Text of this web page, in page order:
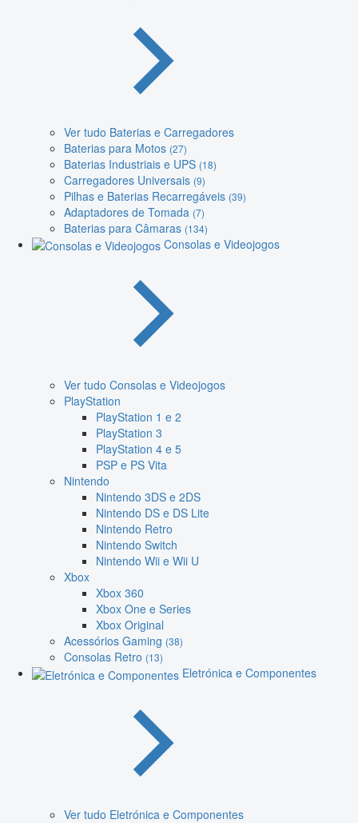
Ver tudo Baterias e Carregadores
Baterias para Motos (27)
Baterias Industriais e UPS (18)
Carregadores Universais (9)
Pilhas e Baterias Recarregáveis (39)
Adaptadores de Tomada (7)
Baterias para Câmaras (134)
Consolas e Videojogos
Ver tudo Consolas e Videojogos
PlayStation
PlayStation 1 e 2
PlayStation 3
PlayStation 4 e 5
PSP e PS Vita
Nintendo
Nintendo 3DS e 2DS
Nintendo DS e DS Lite
Nintendo Retro
Nintendo Switch
Nintendo Wii e Wii U
Xbox
Xbox 360
Xbox One e Series
Xbox Original
Acessórios Gaming (38)
Consolas Retro (13)
Eletrónica e Componentes
Ver tudo Eletrónica e Componentes